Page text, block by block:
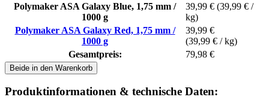
Polymaker ASA Galaxy Blue, 1,75 mm /
1000 g
39,99 € (39,99 € /
kg)
Polymaker ASA Galaxy Red, 1,75 mm /
1000 g
39,99 €
(39,99 € / kg)
Gesamtpreis:
79,98 €
Beide in den Warenkorb
Produktinformationen & technische Daten: